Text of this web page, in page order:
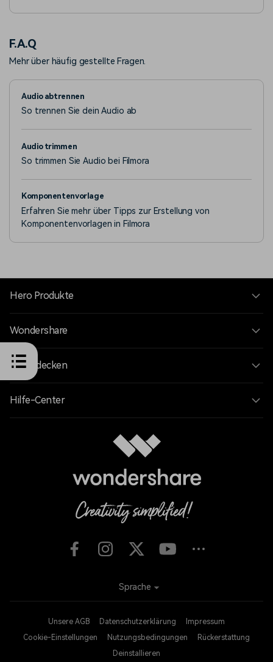
F.A.Q
Mehr über häufig gestellte Fragen.
Audio abtrennen
So trennen Sie dein Audio ab
Audio trimmen
So trimmen Sie Audio bei Filmora
Komponentenvorlage
Erfahren Sie mehr über Tipps zur Erstellung von
Komponentenvorlagen in Filmora
Hero Produkte
Wondershare
KI entdecken
Hilfe-Center
Unsere AGB Datenschutzerklärung
Impressum
Cookie-Einstellungen
Nutzungsbedingungen
Rückerstattung
Deinstallieren
Sprache